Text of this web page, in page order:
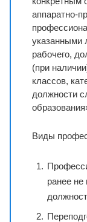
аппаратно-
указанными
рабочего,
(при
классов,
должности
Виды
ранее